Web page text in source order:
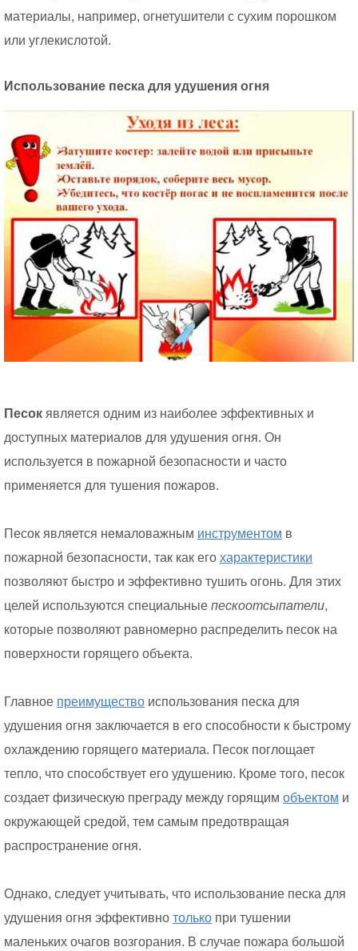
материалы, например, огнетушители с сухим порошком
или углекислотой.
Использование песка для удушения огня
Песок является одним из наиболее эффективных и
доступных материалов для удушения огня. Он
используется в пожарной безопасности и часто
применяется для тушения пожаров.
Песок является немаловажным инструментом в
пожарной безопасности, так как его характеристики
позволяют быстро и эффективно тушить огонь. Для этих
целей используются специальные пескоотсыпатели,
которые позволяют равномерно распределить песок на
поверхности горящего объекта.
Главное преимущество использования песка для
удушения огня заключается в его способности к быстрому
охлаждению горящего материала. Песок поглощает
тепло, что способствует его удушению. Кроме того, песок
создает физическую преграду между горящим объектом и
окружающей средой, тем самым предотвращая
распространение огня.
Однако, следует учитывать, что использование песка для
удушения огня эффективно только при тушении
маленьких очагов возгорания. В случае пожара большой